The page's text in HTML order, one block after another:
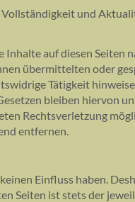
und
auf diesen Seiten
übermittelten oder
Tätigkeit
bleiben hiervon
Rechtsverletzung
entfernen.
Einfluss haben.
Seiten ist stets der